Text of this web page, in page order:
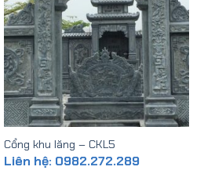
Cổng khu lăng – CKL5
Liên hệ: 0982.272.289